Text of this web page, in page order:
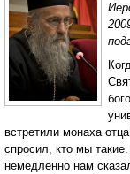
встретили монаха
спросил, кто мы
немедленно нам